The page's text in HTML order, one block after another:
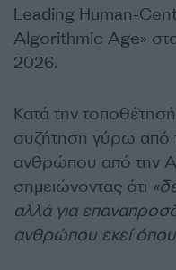
Leading Human-
Algorithmic Age»
2026.
Κατά την τοποθέτησή
συζήτηση γύρω από
ανθρώπου από την ΑΙ
σημειώνοντας ότι
αλλά για
ανθρώπου εκεί όπου